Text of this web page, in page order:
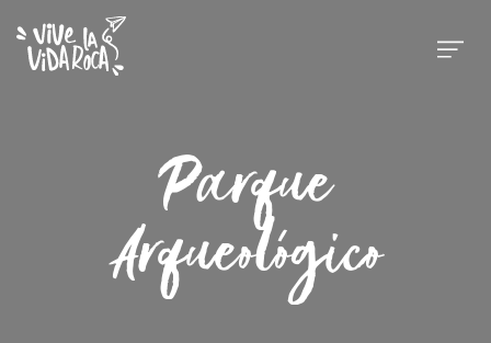
Parque
Arqueológico